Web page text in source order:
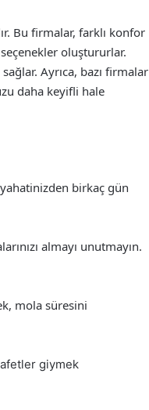
Bu firmalar, farklı konfor
oluştururlar.
Ayrıca, bazı firmalar
daha keyifli hale
birkaç gün
almayı unutmayın.
mola süresini
giymek